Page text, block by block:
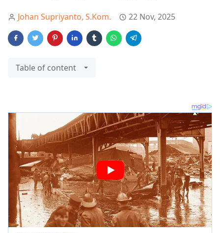
Johan Supriyanto, S.Kom. 22 Nov, 2025
Table of content